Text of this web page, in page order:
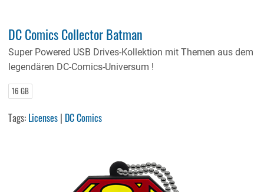
DC Comics Collector Batman
Super Powered USB Drives-Kollektion mit Themen aus dem
legendären DC-Comics-Universum !
16 GB
Tags: Licenses | DC Comics